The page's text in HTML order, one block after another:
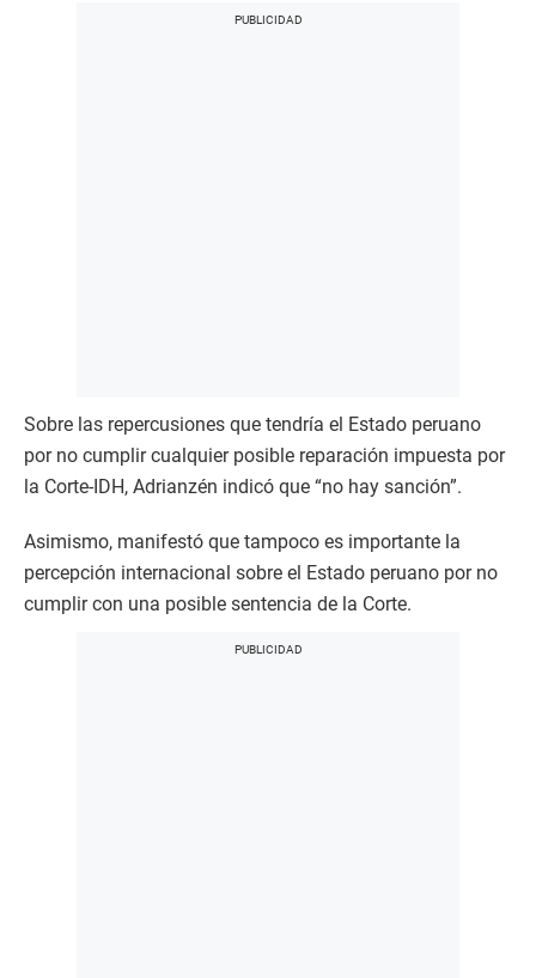
Sobre las repercusiones que tendría el Estado peruano
por no cumplir cualquier posible reparación impuesta por
la Corte-IDH, Adrianzén indicó que “no hay sanción”.
Asimismo, manifestó que tampoco es importante la
percepción internacional sobre el Estado peruano por no
cumplir con una posible sentencia de la Corte.